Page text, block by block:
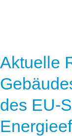
Aktuelle
des EU-